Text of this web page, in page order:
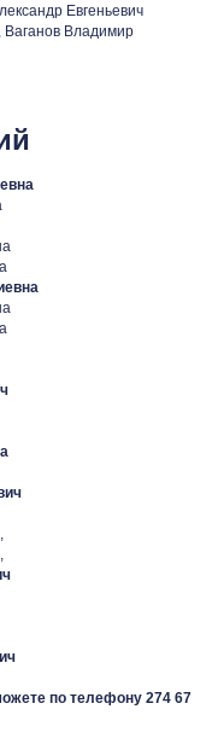
Евгеньевич
Ваганов Владимир
по телефону 274 67